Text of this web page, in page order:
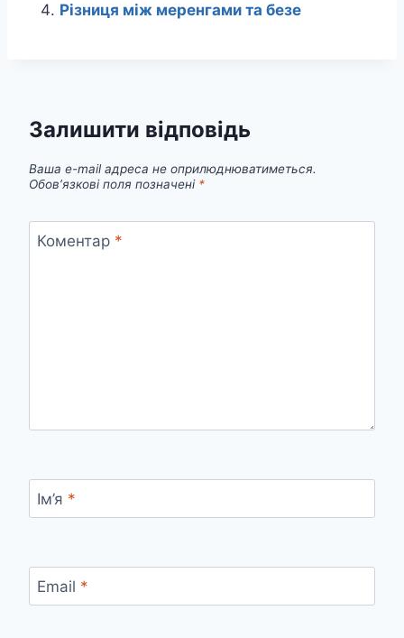
Різниця між меренгами та безе
Залишити відповідь
Ваша e-mail адреса не оприлюднюватиметься.
Обов’язкові поля позначені *
Коментар *
Ім’я *
Email *